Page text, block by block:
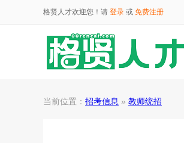
格贤人才欢迎您！请 登录 或 免费注册
当前位置： 招考信息 » 教师统招